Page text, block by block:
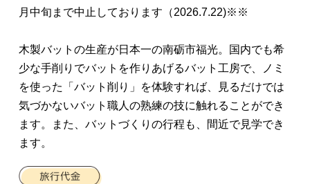
月中旬まで中止しております（2026.7.22)※※
木製バットの生産が日本一の南砺市福光。国内でも希
少な手削りでバットを作りあげるバット工房で、ノミ
を使った「バット削り」を体験すれば、見るだけでは
気づかないバット職人の熟練の技に触れることができ
ます。また、バットづくりの行程も、間近で見学でき
ます。